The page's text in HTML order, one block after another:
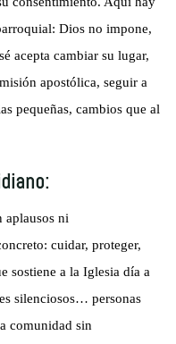
Dios no impone,
acepta cambiar su lugar,
apostólica, seguir a
pequeñas, cambios que al
aplausos ni
cuidar, proteger,
sostiene a la Iglesia día a
silenciosos… personas
comunidad sin